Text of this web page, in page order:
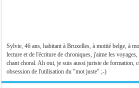
Sylvie, 46 ans, habitant à Bruxelles, à moitié belge, à
lecture et de l'écriture de chroniques, j'aime les
chant choral. Ah oui, je suis aussi juriste de formation,
obsession de l'utilisation du "mot juste" ;-)